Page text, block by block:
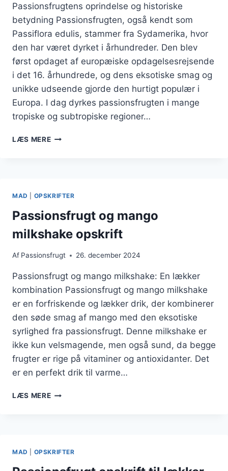
Passionsfrugtens oprindelse og historiske
betydning Passionsfrugten, også kendt som
Passiflora edulis, stammer fra Sydamerika, hvor
den har været dyrket i århundreder. Den blev
først opdaget af europæiske opdagelsesrejsende
i det 16. århundrede, og dens eksotiske smag og
unikke udseende gjorde den hurtigt populær i
Europa. I dag dyrkes passionsfrugten i mange
tropiske og subtropiske regioner…
LÆS MEREPASSIONSFRUGT
MAD OPSKRIFTER
Passionsfrugt og mango
milkshake opskrift
Af Passionsfrugt 26. december 2024
Passionsfrugt og mango milkshake: En lækker
kombination Passionsfrugt og mango milkshake
er en forfriskende og lækker drik, der kombinerer
den søde smag af mango med den eksotiske
syrlighed fra passionsfrugt. Denne milkshake er
ikke kun velsmagende, men også sund, da begge
frugter er rige på vitaminer og antioxidanter. Det
er en perfekt drik til varme…
LÆS MEREPASSIONSFRUGT
MAD OPSKRIFTER